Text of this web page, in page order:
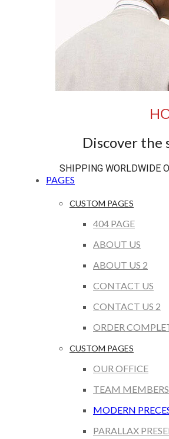
Discover the
SHIPPING WORLDWIDE
PAGES
CUSTOM PAGES
404 PAGE
ABOUT US
ABOUT US 2
CONTACT US
CONTACT US 2
ORDER
CUSTOM PAGES
OUR OFFICE
TEAM MEMBERS
MODERN
PARALLAX